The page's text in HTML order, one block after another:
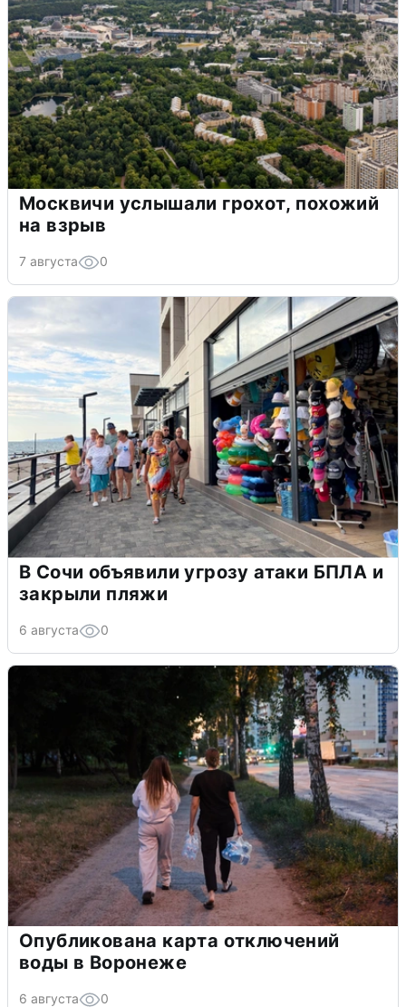
Москвичи услышали грохот, похожий
на взрыв
7 августа 0
В Сочи объявили угрозу атаки БПЛА и
закрыли пляжи
6 августа 0
Опубликована карта отключений
воды в Воронеже
6 августа 0